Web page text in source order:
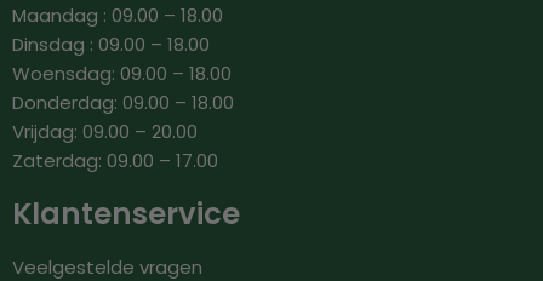
Maandag : 09.00 – 18.00
Dinsdag : 09.00 – 18.00
Woensdag: 09.00 – 18.00
Donderdag: 09.00 – 18.00
Vrijdag: 09.00 – 20.00
Zaterdag: 09.00 – 17.00
Klantenservice
Veelgestelde vragen